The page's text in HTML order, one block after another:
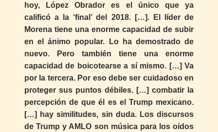
hoy, López Obrador es el único que ya
calificó a la ‘final’ del 2018. […]. El líder de
Morena tiene una enorme capacidad de subir
en el ánimo popular. Lo ha demostrado de
nuevo. Pero también tiene una enorme
capacidad de boicotearse a sí mismo. […] Va
por la tercera. Por eso debe ser cuidadoso en
proteger sus puntos débiles. […] combatir la
percepción de que él es el Trump mexicano.
[…] hay similitudes, sin duda. Los discursos
de Trump y AMLO son música para los oídos